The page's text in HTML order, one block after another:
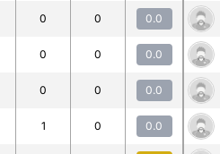
0 0 0.0
0 0 0.0
0 0 0.0
1 0 0.0